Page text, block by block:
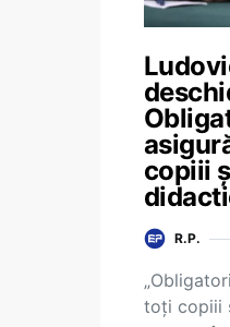
copiii
R.P.
toți copiii